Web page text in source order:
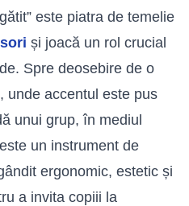
este piatra de temelie
și joacă un rol crucial
Spre deosebire de o
unde accentul este pus
unui grup, în mediul
un instrument de
ergonomic, estetic și
a invita copiii la